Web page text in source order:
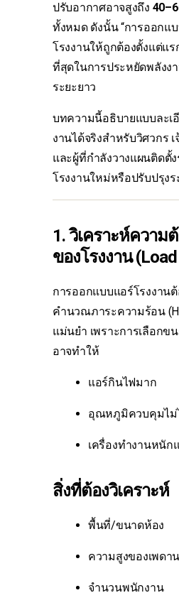
ปรับอากาศอาจสูงถึง
ทั้งหมด ดังนั้น “การออกแ
โรงงานให้ถูกต้องตั้งแต่แ
ที่สุดในการประหยัดพลังง
ระยะยาว
บทความนี้อธิบายแบบละเ
งานได้จริงสำหรับวิศวกร
และผู้ที่กำลังวางแผนติดตั้ง
โรงงานใหม่หรือปรับปรุงร
1. วิเคราะห์ความ
ของโรงงาน
การออกแบบแอร์โรงงานต้
คำนวณภาระความร้อน
แม่นยำ เพราะการเลือกข
อาจทำให้
แอร์กินไฟมาก
อุณหภูมิควบคุมไม่
เครื่องทำงานหนัก
สิ่งที่ต้องวิเคราะห์
พื้นที่/ขนาดห้อง
ความสูงของเพดาน
จำนวนพนักงาน